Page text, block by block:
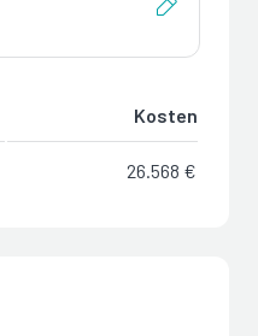
Kosten
26.568 €